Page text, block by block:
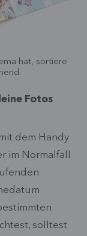
hat, sortiere
Fotos
dem Handy
im Normalfall
solltest